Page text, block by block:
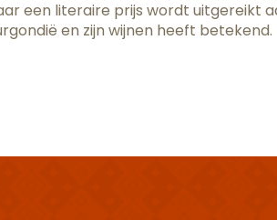
een literaire prijs wordt uitgereikt
en zijn wijnen heeft betekend.